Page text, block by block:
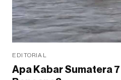
EDITORIAL
Apa Kabar Sumatera